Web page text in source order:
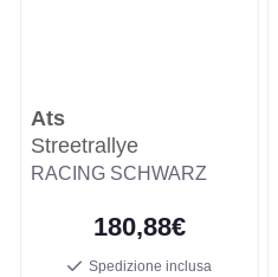
Ats
Streetrallye
RACING SCHWARZ
180,88€
Spedizione inclusa